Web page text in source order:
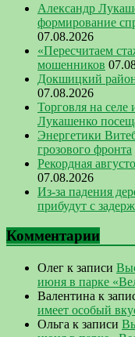
Александр
формирование
07.08.2026
«Пересчитаем
мошенников
Докшицкий район
07.08.2026
Торговля на
Лукашенко
Энергетики
грозового фронта
Рекордная
07.08.2026
Из-за падения
прибудут с
Комментарии
Олег к записи
июня в парке
Валентина к
имеет особый
Ольга к записи